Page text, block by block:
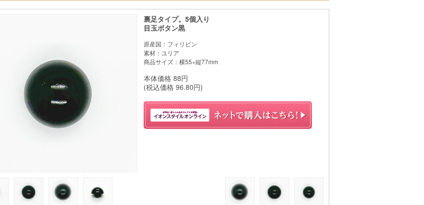
裏足タイプ。5個入り
目玉ボタン黒
原産国：フィリピン
素材：ユリア
商品サイズ：横55×縦77mm
本体価格 88円
(税込価格 96.80円)